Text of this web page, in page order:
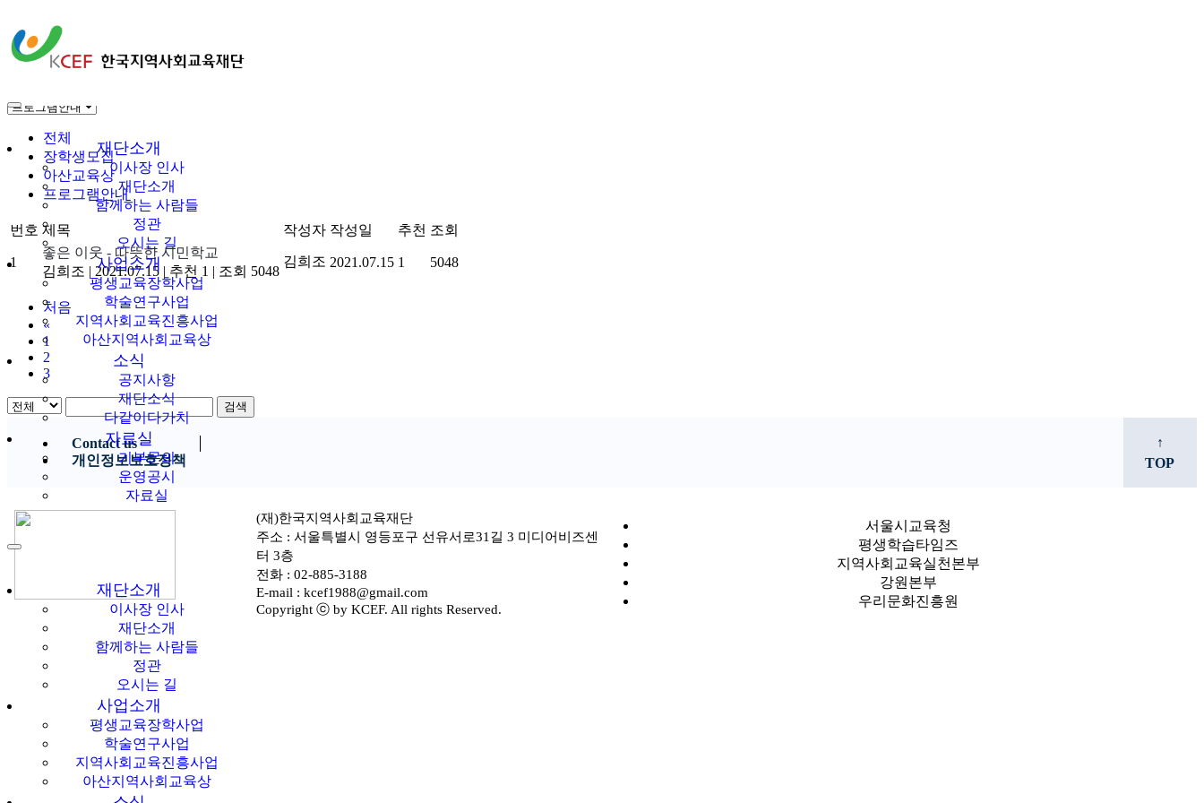
한국지역사회교육
재단
재단소개
이사장 인사
재단소개
함께하는 사람들
정관
오시는 길
사업소개
평생교육장학사업
학술연구사업
지역사회교육진흥사업
아산지역사회교육상
소식
공지사항
재단소식
다같이다가치
자료실
기부문의
운영공시
자료실
재단소개
이사장 인사
재단소개
함께하는 사람들
정관
오시는 길
사업소개
평생교육장학사업
학술연구사업
지역사회교육진흥사업
아산지역사회교육상
공지사항
전체
장학생모집
아산교육상
프로그램안내
번호 제목 작성자 작성일 추천 조회
1
좋은 이웃 - 따뜻한 시민학교
김희조 | 2021.07.15 | 추천 1 | 조회 5048
김희조 2021.07.15 1 5048
처음
«
1
2
3
검색
Contact us
개인정보보호정책
↑
TOP
(재)한국지역사회교육재단
주소 : 서울특별시 영등포구 선유서로31길 3 미디어비즈센
터 3층
전화 : 02-885-3188
E-mail : kcef1988@gmail.com
Copyright ⓒ by KCEF. All rights Reserved.
서울시교육청
평생학습타임즈
지역사회교육실천본부
강원본부
우리문화진흥원